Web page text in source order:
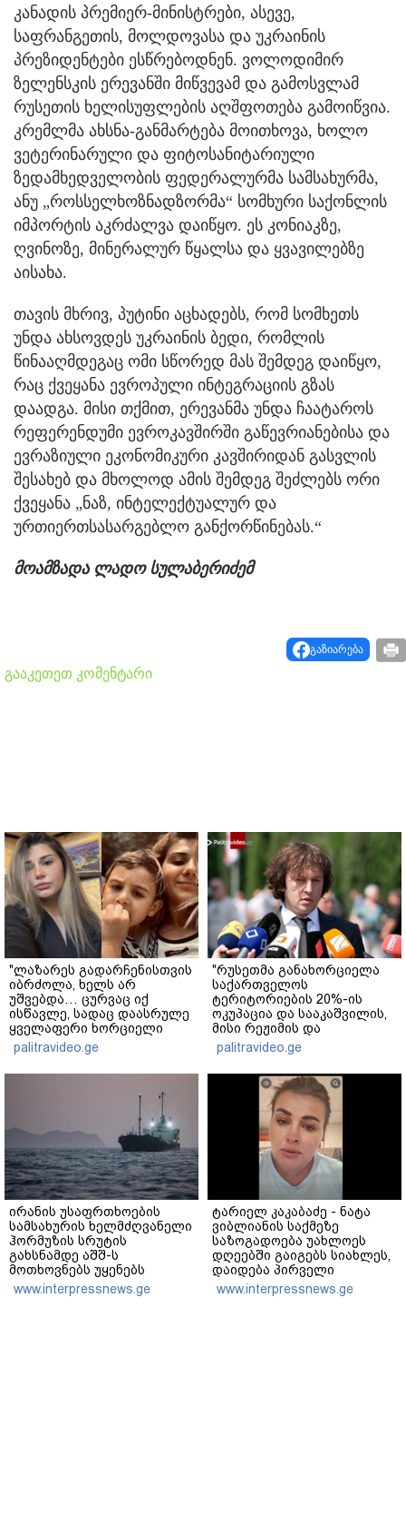
კანადის პრემიერ-მინისტრები, ასევე,
საფრანგეთის, მოლდოვასა და უკრაინის
პრეზიდენტები ესწრებოდნენ. ვოლოდიმირ
ზელენსკის ერევანში მიწვევამ და გამოსვლამ
რუსეთის ხელისუფლების აღშფოთება გამოიწვია.
კრემლმა ახსნა-განმარტება მოითხოვა, ხოლო
ვეტერინარული და ფიტოსანიტარიული
ზედამხედველობის ფედერალურმა სამსახურმა,
ანუ „როსსელხოზნადზორმა“ სომხური საქონლის
იმპორტის აკრძალვა დაიწყო. ეს კონიაკზე,
ღვინოზე, მინერალურ წყალსა და ყვავილებზე
აისახა.
თავის მხრივ, პუტინი აცხადებს, რომ სომხეთს
უნდა ახსოვდეს უკრაინის ბედი, რომლის
წინააღმდეგაც ომი სწორედ მას შემდეგ დაიწყო,
რაც ქვეყანა ევროპული ინტეგრაციის გზას
დაადგა. მისი თქმით, ერევანმა უნდა ჩაატაროს
რეფერენდუმი ევროკავშირში გაწევრიანებისა და
ევრაზიული ეკონომიკური კავშირიდან გასვლის
შესახებ და მხოლოდ ამის შემდეგ შეძლებს ორი
ქვეყანა „ნაზ, ინტელექტუალურ და
ურთიერთსასარგებლო განქორწინებას.“
მოამზადა ლადო სულაბერიძემ
გაზიარება
გააკეთეთ კომენტარი
"ლაზარეს გადარჩენისთვის
იბრძოლა, ხელს არ
უშვებდა… ცურვაც იქ
ისწავლე, სადაც დაასრულე
ყველაფერი ხორციელი
ცხოვრებიდან" – რას წერს
ხობში დაღუპული დედა-
შვილის ახლობელი?
palitravideo.ge
"რუსეთმა განახორციელა
საქართველოს
ტერიტორიების 20%-ის
ოკუპაცია და სააკაშვილის,
მისი რეჟიმის და
"ნაცმოძრაობის" ღალატი
ვერანაირად ვერ
გადაფარავს ამ
დანაშაულს" - ირაკლი
კობახიძე
palitravideo.ge
ირანის უსაფრთხოების
სამსახურის ხელმძღვანელი
ჰორმუზის სრუტის
გახსნამდე აშშ-ს
მოთხოვნებს უყენებს
www.interpressnews.ge
ტარიელ კაკაბაძე - ნატა
ვიბლიანის საქმეზე
საზოგადოება უახლოეს
დღეებში გაიგებს სიახლეს,
დაიდება პირველი
მნიშვნელოვანი შედეგი და
ოფიციალურად ცნობენ
www.interpressnews.ge